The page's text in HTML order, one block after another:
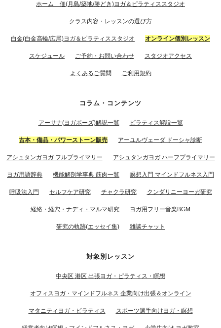
ホーム 佃(月島/築地/勝どき)ヨガ＆ピラティススタジオ
クラス内容・レッスンの選び方
白金(白金高輪/広尾)ヨガ＆ピラティススタジオ オンライン個別レッスン
スケジュール ご予約・お問い合わせ スタジオアクセス
よくあるご質問 ご利用規約
コラム・コンテンツ
アーサナ(ヨガポーズ)解説一覧 ピラティス解説一覧
古本・備品・パワーストーン販売 アーユルヴェーダ ドーシャ診断
アシュタンガヨガ フルプライマリー アシュタンガヨガ ハーフプライマリー
ヨガ用語辞典 機能解剖学事典 筋肉一覧 瞑想入門 マインドフルネス入門
呼吸法入門 セルフケア研究 チャクラ研究 クンダリニーヨーガ研究
経絡・経穴・ナディ・マルマ研究 ヨガ用フリー音楽BGM
研究の軌跡(エッセイ集) 雑談チャット
対象別レッスン
中央区 港区 出張ヨガ・ピラティス・瞑想
オフィスヨガ・マインドフルネス 企業向け出張＆オンライン
マタニティヨガ・ピラティス スポーツ選手向けヨガ・瞑想